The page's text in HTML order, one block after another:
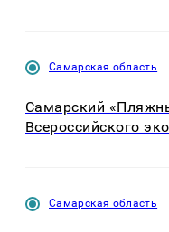
Самарская область
Самарский
Всероссийского
Самарская область